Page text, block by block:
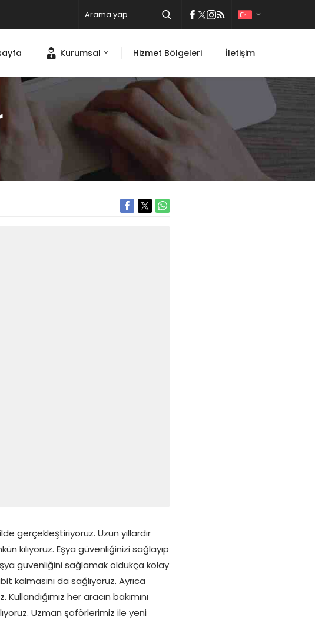
Kurumsal Hizmet Bölgeleri İletişim
gerçekleştiriyoruz. Uzun yıllardır
kılıyoruz. Eşya güvenliğinizi sağlayıp
güvenliğini sağlamak oldukça kolay
kalmasını da sağlıyoruz. Ayrıca
her aracın bakımını
Uzman şoförlerimiz ile yeni